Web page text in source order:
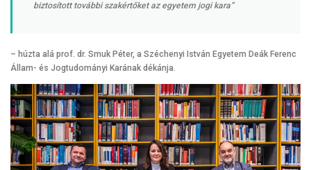
biztosított további szakértőket az egyetem jogi kara”
– húzta alá prof. dr. Smuk Péter, a Széchenyi István Egyetem Deák Ferenc
Állam- és Jogtudományi Karának dékánja.